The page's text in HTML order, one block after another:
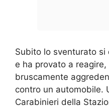
Subito lo sventurato
e ha provato a
bruscamente
contro un automobile.
Carabinieri della